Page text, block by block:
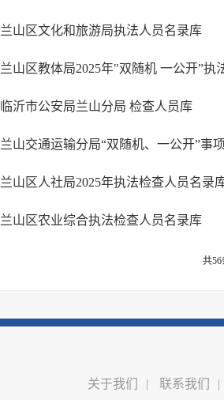
兰山区文化和旅游局执法人员名录库
兰山区教体局2025年"双随机 一公开”执
临沂市公安局兰山分局 检查人员库
兰山交通运输分局“双随机、一公开”事
兰山区人社局2025年执法检查人员名录
兰山区农业综合执法检查人员名录库
共56
关于我们 | 联系我们 |